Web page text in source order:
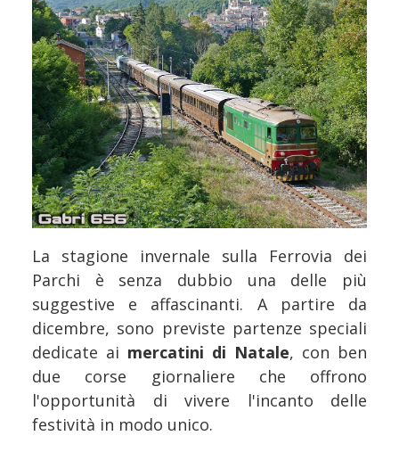
La stagione invernale sulla Ferrovia dei
Parchi è senza dubbio una delle più
suggestive e affascinanti. A partire da
dicembre, sono previste partenze speciali
dedicate ai mercatini di Natale, con ben
due corse giornaliere che offrono
l'opportunità di vivere l'incanto delle
festività in modo unico.